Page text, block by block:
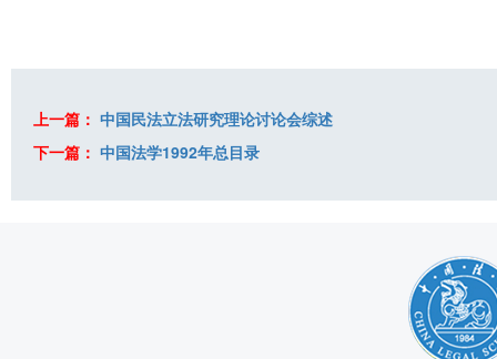
上一篇： 中国民法立法研究理论讨论会综述
下一篇： 中国法学1992年总目录